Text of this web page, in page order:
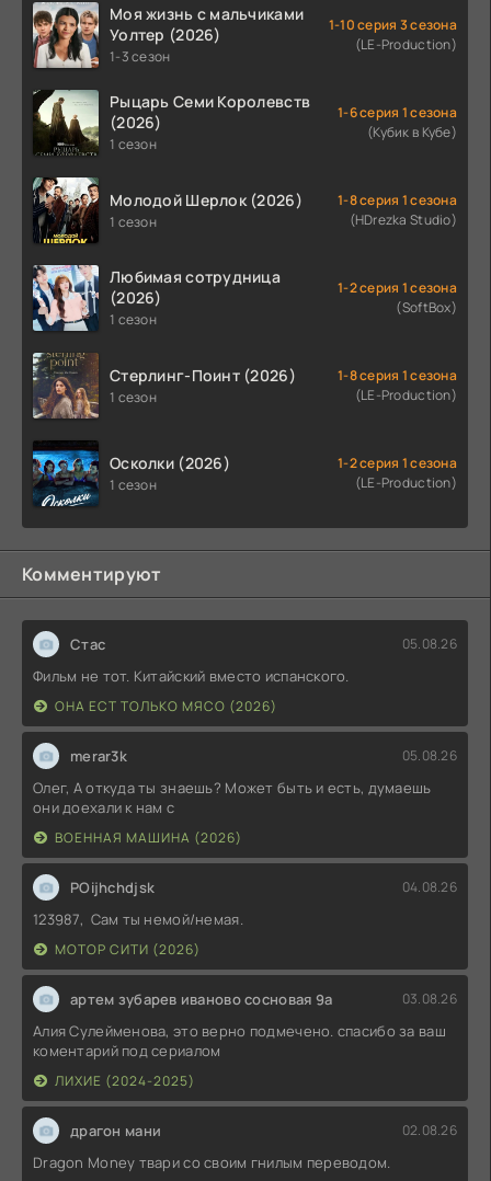
Моя жизнь с мальчиками
Уолтер (2026)
1-3 сезон
1-10 серия 3 сезона
(LE-Production)
Рыцарь Семи Королевств
(2026)
1 сезон
1-6 серия 1 сезона
(Кубик в Кубе)
Молодой Шерлок (2026)
1 сезон
1-8 серия 1 сезона
(HDrezka Studio)
Любимая сотрудница
(2026)
1 сезон
1-2 серия 1 сезона
(SoftBox)
Стерлинг-Поинт (2026)
1 сезон
1-8 серия 1 сезона
(LE-Production)
Осколки (2026)
1 сезон
1-2 серия 1 сезона
(LE-Production)
Комментируют
Стас 05.08.26
Фильм не тот. Китайский вместо испанского.
ОНА ЕСТ ТОЛЬКО МЯСО (2026)
merar3k 05.08.26
Олег, А откуда ты знаешь? Может быть и есть, думаешь
они доехали к нам с
ВОЕННАЯ МАШИНА (2026)
POijhchdjsk 04.08.26
123987, Сам ты немой/немая.
МОТОР СИТИ (2026)
артем зубарев иваново сосновая 9а 03.08.26
Алия Сулейменова, это верно подмечено. спасибо за ваш
коментарий под сериалом
ЛИХИЕ (2024-2025)
драгон мани 02.08.26
Dragon Money твари со своим гнилым переводом.